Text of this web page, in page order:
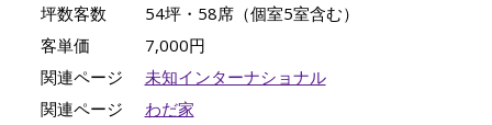
坪数客数
54坪・58席（個室5室含む）
客単価
7,000円
関連ページ
未知インターナショナル
関連ページ
わだ家